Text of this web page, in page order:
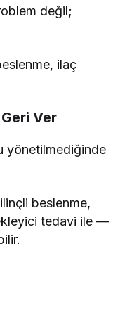
değil;
ilaç
Ver
yönetilmediğinde
beslenme,
tedavi ile —